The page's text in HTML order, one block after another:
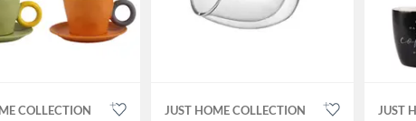
COLLECTION JUST HOME COLLECTION JUST